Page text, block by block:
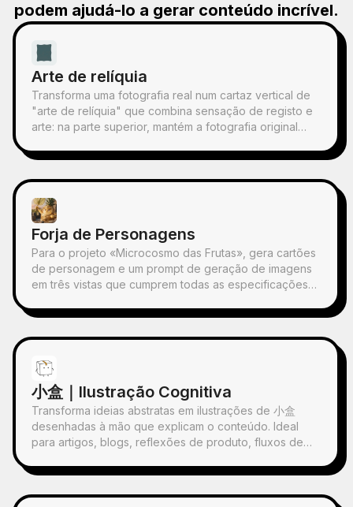
podem ajudá-lo a gerar conteúdo incrível.
Arte de relíquia
Transforma uma fotografia real num cartaz vertical de
"arte de relíquia" que combina sensação de registo e
arte: na parte superior, mantém a fotografia original
espaço de luz e sombra contido, comprime uma forma
manchas de tinta, bordas suavizadas, cortes de
espaço em branco e linhas esparsas, extrai relações
de arquitetura, cidade, superfície de água, estrada,
escala humana, horizonte e luz-sombra, mantendo o
sujeito reconhecível mesmo em miniatura. Toda a
imagem enfatiza uma qualidade calma, contida e de
original, principalmente azul profundo, preto tinta,
uma pequena marca quente. O título geralmente
permanece muito pequeno, poético e como uma
etiqueta de exposição, sem se sobrepor. Adequado
para criar cartazes de arte minimalistas, séries de
relíquias fotográficas, cartazes de imagens de
arquitetura e cidade, fotografia editorial abstrata,
visuais para propagação em dispositivos móveis como
Forja de Personagens
Para o projeto «Microcosmo das Frutas», gera cartões
de personagem e um prompt de geração de imagens
em três vistas que cumprem todas as especificações
como modelo principal de estilo e fazendo uma
evitar, de forma razoável, o desperdício de créditos
durante o processo de geração de imagens.
小盒｜Ilustração Cognitiva
Transforma ideias abstratas em ilustrações de 小盒
desenhadas à mão que explicam o conteúdo. Ideal
para artigos, blogs, reflexões de produto, fluxos de
a 小盒 permanece sempre fechada e realiza